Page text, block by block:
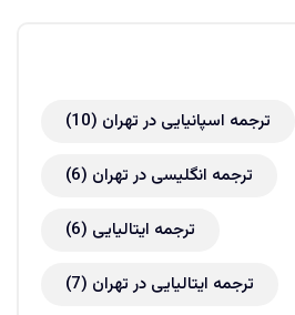
ترجمه اسپانیایی در تهران (10)
ترجمه انگلیسی در تهران (6)
ترجمه ایتالیایی (6)
ترجمه ایتالیایی در تهران (7)